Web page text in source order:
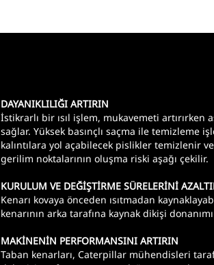
DAYANIKLILIĞI ARTIRIN
İstikrarlı bir ısıl işlem, mukavemeti artırırken
sağlar. Yüksek basınçlı saçma ile temizleme
kalıntılara yol açabilecek pislikler temizlenir
gerilim noktalarının oluşma riski aşağı çekilir.
KURULUM VE DEĞİŞTİRME SÜRELERİNİ
Kenarı kovaya önceden ısıtmadan
kenarının arka tarafına kaynak dikişi
MAKİNENİN PERFORMANSINI ARTIRIN
Taban kenarları, Caterpillar mühendisleri